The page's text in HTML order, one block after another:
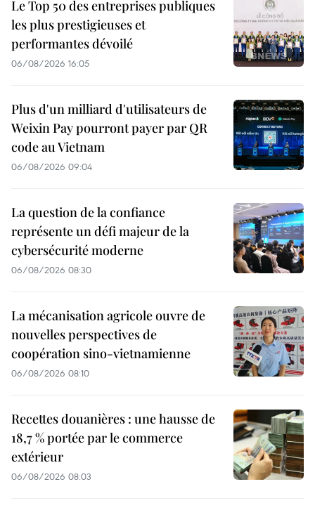
Le Top 50 des entreprises publiques
les plus prestigieuses et
performantes dévoilé
06/08/2026 16:05
Plus d'un milliard d'utilisateurs de
Weixin Pay pourront payer par QR
code au Vietnam
06/08/2026 09:04
La question de la confiance
représente un défi majeur de la
cybersécurité moderne
06/08/2026 08:30
La mécanisation agricole ouvre de
nouvelles perspectives de
coopération sino-vietnamienne
06/08/2026 08:10
Recettes douanières : une hausse de
18,7 % portée par le commerce
extérieur
06/08/2026 08:03